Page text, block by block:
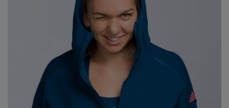
DANCEFLOOR CHART
RADIO ACADEMY
NEWS